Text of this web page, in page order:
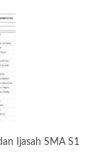
Ijasah SMA S1